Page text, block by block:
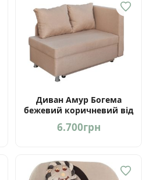
Диван Амур Богема
бежевий коричневий від
фабрики Мебель-Сервіс
Україна
6.700грн